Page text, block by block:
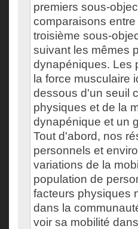
premiers sous-
comparaisons
troisième sous-
suivant les mêmes
dynapéniques. Les
la force musculaire
dessous d'un seuil
physiques et de la
dynapénique et un
Tout d'abord, nos
personnels et
variations de la
population de
facteurs physiques
dans la
voir sa mobilité